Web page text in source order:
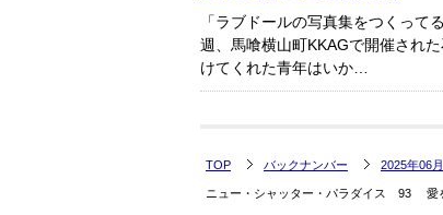
「ラブドールの写真集をつくって
週、馬喰横山町KKAGで開催され
けてくれた青年はいか…
TOP バックナンバー 2025年06
ニュー・シャッター・パラダイス 93 愛